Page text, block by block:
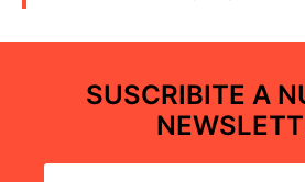
SUSCRIBITE A